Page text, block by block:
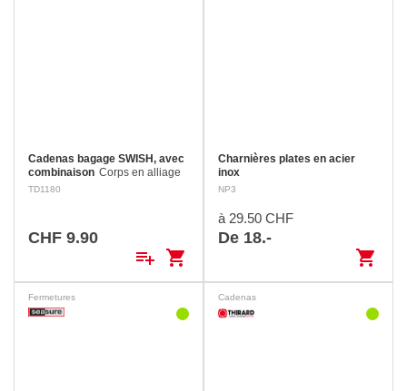
Cadenas bagage SWISH, avec
combinaison Corps en alliage
moulé. 3 combinaisons de
TD1180
CHF 9.90
playlist_add shopping_cart
Charnières plates en acier
inox
NP3
à 29.50 CHF
De 18.-
shopping_cart
Fermetures Cadenas